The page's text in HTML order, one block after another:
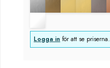
Logga in för att se priserna.